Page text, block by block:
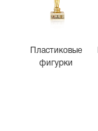
Пластиковые
фигурки